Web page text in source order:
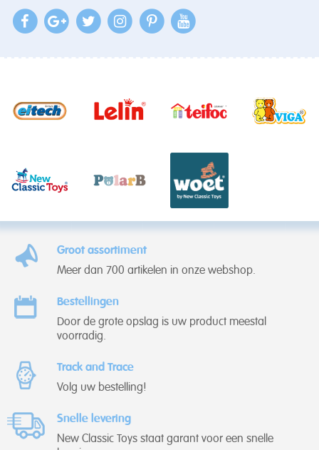
Groot assortiment
Meer dan 700 artikelen in onze webshop.
Bestellingen
Door de grote opslag is uw product meestal
voorradig.
Track and Trace
Volg uw bestelling!
Snelle levering
New Classic Toys staat garant voor een snelle